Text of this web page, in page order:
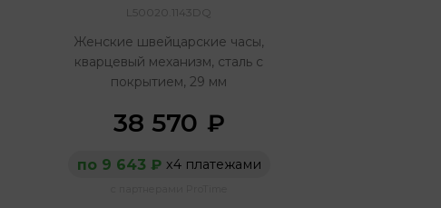
L50020.1143DQ
Женские швейцарские часы,
кварцевый механизм, сталь с
покрытием, 29 мм
38 570 ₽
по 9 643 ₽ х4 платежами